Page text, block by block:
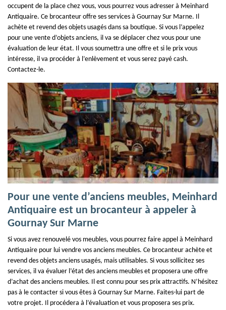
occupent de la place chez vous, vous pourrez vous adresser à Meinhard
Antiquaire. Ce brocanteur offre ses services à Gournay Sur Marne. Il
achète et revend des objets usagés dans sa boutique. Si vous l’appelez
pour une vente d’objets anciens, il va se déplacer chez vous pour une
évaluation de leur état. Il vous soumettra une offre et si le prix vous
intéresse, il va procéder à l’enlèvement et vous serez payé cash.
Contactez-le.
Pour une vente d’anciens meubles, Meinhard
Antiquaire est un brocanteur à appeler à
Gournay Sur Marne
Si vous avez renouvelé vos meubles, vous pourrez faire appel à Meinhard
Antiquaire pour lui vendre vos anciens meubles. Ce brocanteur achète et
revend des objets anciens usagés, mais utilisables. Si vous sollicitez ses
services, il va évaluer l’état des anciens meubles et proposera une offre
d’achat des anciens meubles. Il est connu pour ses prix attractifs. N’hésitez
pas à le contacter si vous êtes à Gournay Sur Marne. Faites-lui part de
votre projet. Il procédera à l’évaluation et vous proposera ses prix.